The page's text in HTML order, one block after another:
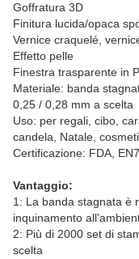
Goffratura 3D
Finitura lucida/opaca
Vernice craquelé,
Effetto pelle
Finestra trasparente in
Materiale: banda
0,25 / 0,28 mm a scelta
Uso: per regali, cibo,
candela, Natale,
Certificazione: FDA,
Vantaggio:
1: La banda stagnata è
inquinamento
2: Più di 2000 set di
scelta